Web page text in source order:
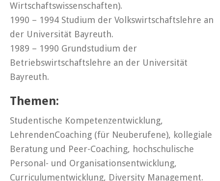
Wirtschaftswissenschaften).
1990 – 1994 Studium der Volkswirtschaftslehre an
der Universität Bayreuth.
1989 – 1990 Grundstudium der
Betriebswirtschaftslehre an der Universität
Bayreuth.
Themen:
Studentische Kompetenzentwicklung,
LehrendenCoaching (für Neuberufene), kollegiale
Beratung und Peer-Coaching, hochschulische
Personal- und Organisationsentwicklung,
Curriculumentwicklung, Diversity Management.